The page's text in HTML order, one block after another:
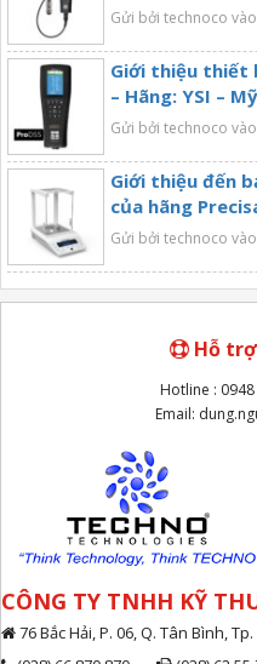
Gửi bởi technoco
Giới thiệu thiết
– Hãng: YSI – Mỹ
Gửi bởi technoco
Giới thiệu đến
của hãng
Gửi bởi technoco
Hỗ trợ
Hotline :
Email:
CÔNG TY TNHH KỸ
76 Bắc Hải, P. 06, Q. Tân Bình,